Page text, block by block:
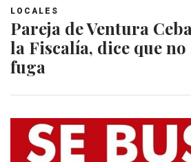
LOCALES
Pareja de Ventura
la Fiscalía, dice que
fuga